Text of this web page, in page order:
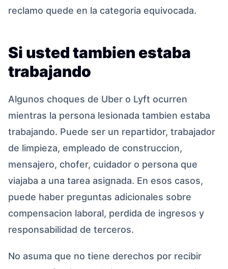
reclamo quede en la categoria equivocada.
Si usted tambien estaba
trabajando
Algunos choques de Uber o Lyft ocurren
mientras la persona lesionada tambien estaba
trabajando. Puede ser un repartidor, trabajador
de limpieza, empleado de construccion,
mensajero, chofer, cuidador o persona que
viajaba a una tarea asignada. En esos casos,
puede haber preguntas adicionales sobre
compensacion laboral, perdida de ingresos y
responsabilidad de terceros.
No asuma que no tiene derechos por recibir